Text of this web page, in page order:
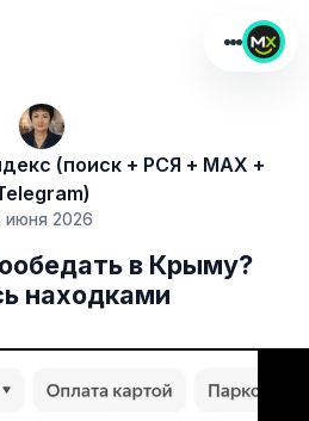
(поиск + РСЯ + MAX +
июня 2026
в Крыму?
находками